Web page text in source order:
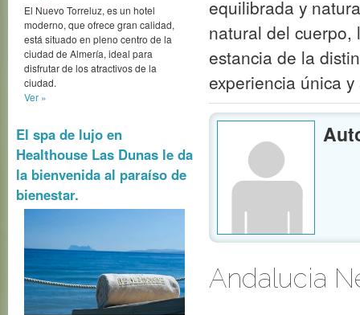
El Nuevo Torreluz, es un hotel
moderno, que ofrece gran calidad,
está situado en pleno centro de la
ciudad de Almería, ideal para
disfrutar de los atractivos de la
ciudad.
Ver »
El spa de lujo en
Healthouse Las Dunas le da
la bienvenida al paraíso de
bienestar.
Andalucia
Precise
disfrutar.
Situado en una
la costa de
Rompido es un